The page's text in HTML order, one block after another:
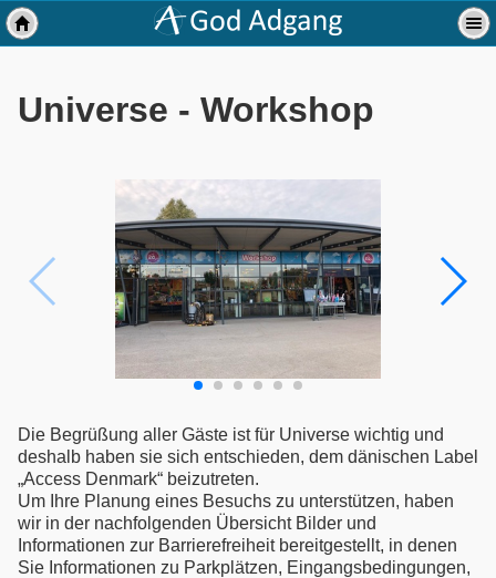
Universe - Workshop
Die Begrüßung aller Gäste ist für Universe wichtig und
deshalb haben sie sich entschieden, dem dänischen Label
„Access Denmark“ beizutreten.
Um Ihre Planung eines Besuchs zu unterstützen, haben
wir in der nachfolgenden Übersicht Bilder und
Informationen zur Barrierefreiheit bereitgestellt, in denen
Sie Informationen zu Parkplätzen, Eingangsbedingungen,